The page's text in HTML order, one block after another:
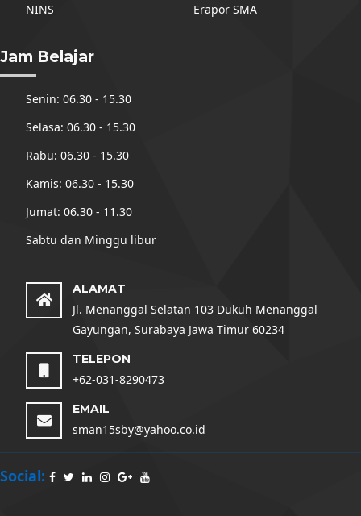
NINS
Erapor SMA
Jam Belajar
Senin: 06.30 - 15.30
Selasa: 06.30 - 15.30
Rabu: 06.30 - 15.30
Kamis: 06.30 - 15.30
Jumat: 06.30 - 11.30
Sabtu dan Minggu libur
ALAMAT
Jl. Menanggal Selatan 103 Dukuh Menanggal
Gayungan, Surabaya Jawa Timur 60234
TELEPON
+62-031-8290473
EMAIL
sman15sby@yahoo.co.id
Social: